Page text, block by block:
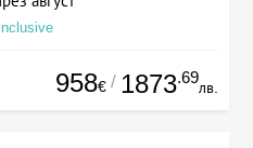
958€ / 1873.69
лв.